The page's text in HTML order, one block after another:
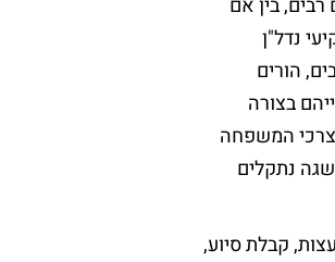
בין אם
נדל"ן
הורים
בצורה
צרכי המשפחה
נתקלים
קבלת סיוע,